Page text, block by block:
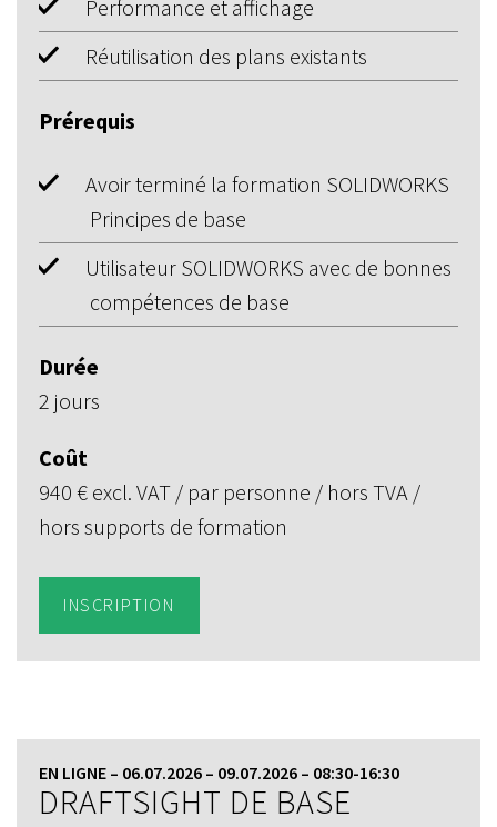
Performance et affichage
Réutilisation des plans existants
Prérequis
Avoir terminé la formation SOLIDWORKS
Principes de base
Utilisateur SOLIDWORKS avec de bonnes
compétences de base
Durée
2 jours
Coût
940 € excl. VAT / par personne / hors TVA /
hors supports de formation
INSCRIPTION
EN LIGNE – 06.07.2026 – 09.07.2026 – 08:30-16:30
DRAFTSIGHT DE BASE